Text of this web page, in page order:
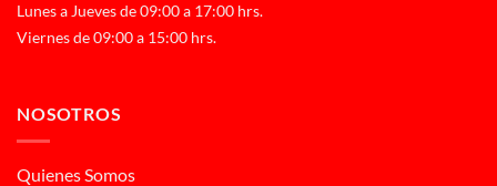
Lunes a Jueves de 09:00 a 17:00 hrs.
Viernes de 09:00 a 15:00 hrs.
NOSOTROS
Quienes Somos